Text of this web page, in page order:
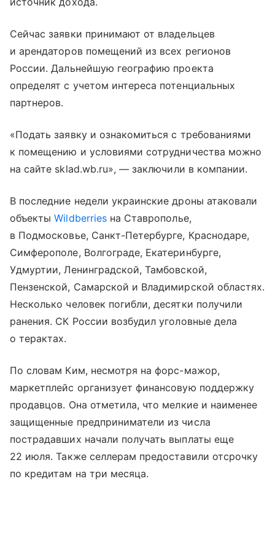
Сейчас заявки принимают от владельцев
и арендаторов помещений из всех регионов
России. Дальнейшую географию проекта
определят с учетом интереса потенциальных
партнеров.
«Подать заявку и ознакомиться с требованиями
к помещению и условиями сотрудничества можно
на сайте sklad.wb.ru», — заключили в компании.
В последние недели украинские дроны атаковали
объектыWildberriesна Ставрополье,
в Подмосковье, Санкт-Петербурге, Краснодаре,
Симферополе, Волгограде, Екатеринбурге,
Удмуртии, Ленинградской, Тамбовской,
Пензенской, Самарской и Владимирской областях.
Несколько человек погибли, десятки получили
ранения. СК России возбудил уголовные дела
о терактах.
По словам Ким, несмотря на форс-мажор,
маркетплейс организует финансовую поддержку
продавцов. Она отметила, что мелкие и наименее
защищенные предприниматели из числа
пострадавших начали получать выплаты еще
22 июля. Также селлерам предоставили отсрочку
по кредитам на три месяца.